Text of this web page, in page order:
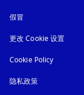
假冒
更改 Cookie 设置
Cookie Policy
隐私政策